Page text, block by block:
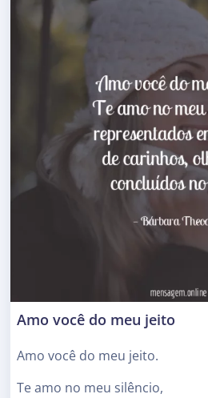
Amo você do meu jeito
Amo você do meu jeito.
Te amo no meu silêncio,